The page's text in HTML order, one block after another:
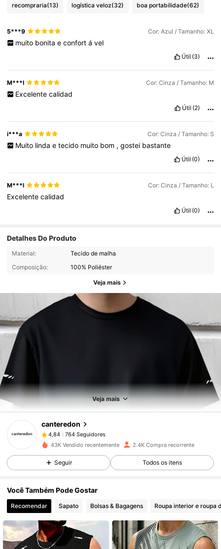
recompraria(13) logística veloz(32) boa portabilidade(62)
5***9 Cor: Azul / Tamanho: XL
muito bonita e confort á vel
Útil (3)
M***l Cor: Cinza / Tamanho: M
Excelente calidad
Útil (2)
i***a Cor: Cinza / Tamanho: S
Muito linda e tecido muito bom , gostei bastante
Útil (0)
M***l Cor: Cinza / Tamanho: L
Excelentecalidad
Útil (0)
Detalhes Do Produto
Material:
Tecido de malha
Composição:
100% Poliéster
Veja mais
Veja mais
canteredon
4,84 764 Seguidores
4,84
764 Seguidores
j***3 pago1 dia atrás
4,84 764 Seguidores
4,84 764 Seguidores
4,84 764 Seguidores
43K Vendido recentemente 2.4K Compra recorrente
Seguir Todos os itens
Você Também Pode Gostar
Recomendar Sapato Bolsas & Bagagens Roupa interior e roupa